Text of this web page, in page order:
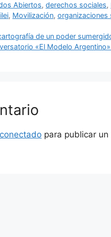
Abiertos,derechos sociales,
, Movilización, organizaciones
de un poder
«El Modelo
conectado para publicar